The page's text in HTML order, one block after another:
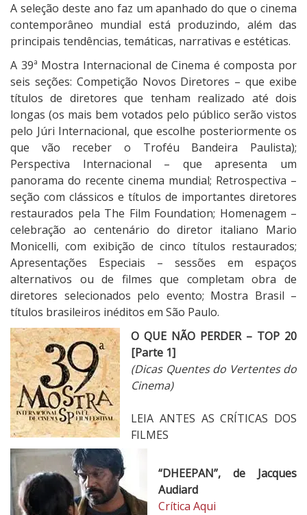
A
L
D
E
S
P
+
P
r
o
g
r
a
m
a
ç
ã
o
R
J
A seleção deste ano faz um apanhado do que o cinema
contemporâneo mundial está produzindo, além das
principais tendências, temáticas, narrativas e estéticas.
A 39ª Mostra Internacional de Cinema é composta por
seis seções: Competição Novos Diretores – que exibe
títulos de diretores que tenham realizado até dois
longas (os mais bem votados pelo público serão vistos
pelo Júri Internacional, que escolhe posteriormente os
que vão receber o Troféu Bandeira Paulista);
Perspectiva Internacional – que apresenta um
panorama do recente cinema mundial; Retrospectiva –
seção com clássicos e títulos de importantes diretores
restaurados pela The Film Foundation; Homenagem –
celebração ao centenário do diretor italiano Mario
Monicelli, com exibição de cinco títulos restaurados;
Apresentações Especiais – sessões em espaços
alternativos ou de filmes que completam obra de
diretores selecionados pelo evento; Mostra Brasil –
títulos brasileiros inéditos em São Paulo.
O QUE NÃO PERDER – TOP 20
[Parte 1]
(Dicas Quentes do Vertentes do
Cinema)
LEIA ANTES AS CRÍTICAS DOS
FILMES
“DHEEPAN”, de Jacques
Audiard
Crítica Aqui